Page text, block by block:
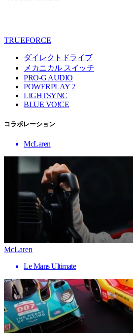
TRUEFORCE
ダイレクトドライブ
メカニカル スイッチ
PRO-G AUDIO
POWERPLAY 2
LIGHTSYNC
BLUE VO!CE
コラボレーション
McLaren
McLaren
Le Mans Ultimate